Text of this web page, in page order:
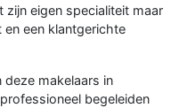
eigen specialiteit maar
een klantgerichte
makelaars in
begeleiden